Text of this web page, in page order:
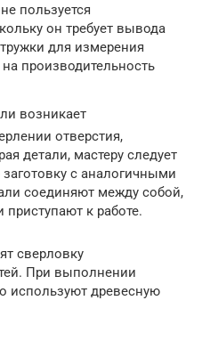
пользуется
он требует вывода
для измерения
производительность
возникает
отверстия,
детали, мастеру следует
с аналогичными
соединяют между собой,
к работе.
сверловку
При выполнении
используют древесную